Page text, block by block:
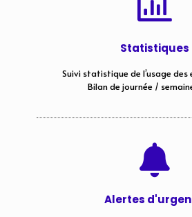
Statistiques
Suivi statistique de l’usage
Bilan de journée /
Alertes